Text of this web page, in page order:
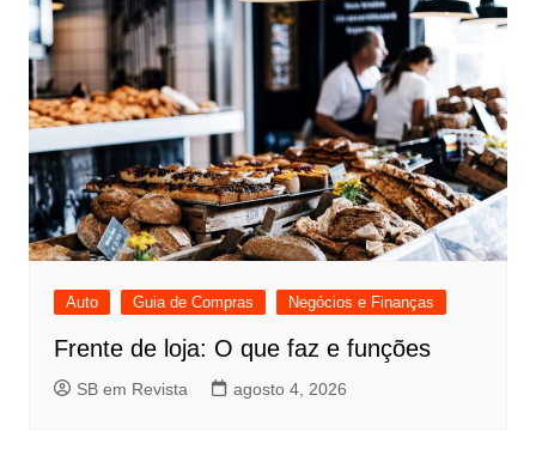
Auto Guia de Compras Negócios e Finanças
Frente de loja: O que faz e funções
SB em Revista agosto 4, 2026